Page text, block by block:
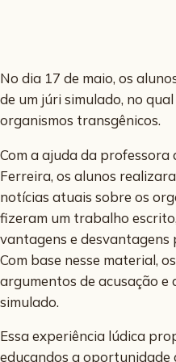
No dia 17 de maio, os
de um júri simulado, no qual
organismos transgênicos.
Com a ajuda da professora
Ferreira, os alunos
notícias atuais sobre os
fizeram um trabalho
vantagens e desvantagens
Com base nesse material,
argumentos de acusação e
simulado.
Essa experiência lúdica
educandos a oportunidade